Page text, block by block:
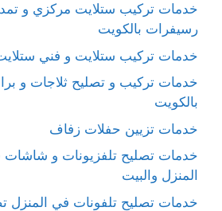
خدمات تركيب ستلايت مركزي و
رسيفرات بالكويت
خدمات تركيب ستلايت و فني
خدمات تركيب و تصليح ثلاجات و
بالكويت
خدمات تزيين حفلات زفاف
خدمات تصليح تلفزيونات و
المنزل والبيت
خدمات تصليح تلفونات في المنزل